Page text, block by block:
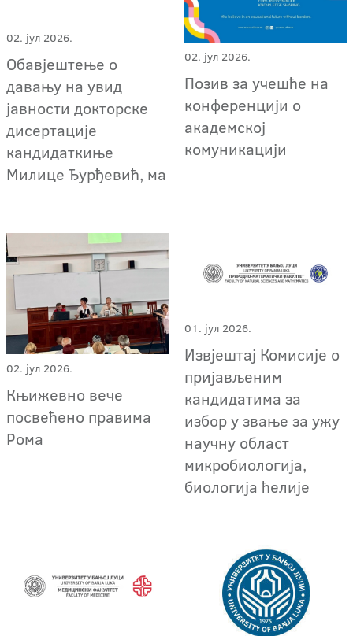
02. јул 2026.
Обавјештење о
давању на увид
јавности докторске
дисертације
кандидаткиње
Милице Ђурђевић, ма
02. јул 2026.
Позив за учешће на
конференцији о
академској
комуникацији
02. јул 2026.
Књижевно вече
посвећено правима
Рома
01. јул 2026.
Извјештај Комисије о
пријављеним
кандидатима за
избор у звање за ужу
научну област
микробиологија,
биологија ћелије